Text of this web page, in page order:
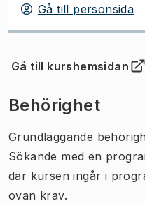
Gå till personsida
Gå till kurshemsidan
(Öppnas i ny flik)
Behörighet
Grundläggande
Sökande med en
där kursen ingår i
ovan krav.